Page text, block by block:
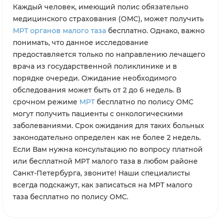
Каждый человек, имеющий полис обязательно
медицинского страхования (ОМС), может получить
МРТ органов малого таза бесплатно. Однако, важно
понимать, что данное исследование
предоставляется только по направлению лечащего
врача из государственной поликлинике и в
порядке очереди. Ожидание необходимого
обследования может быть от 2 до 6 недель. В
срочном режиме МРТбесплатно по полису ОМС
могут получить пациенты с онкологическими
заболеваниями. Срок ожидания для таких больных
законодательно определен как не более 2 недель.
Если Вам нужна консультацию по вопросу платной
или бесплатной МРТ малого таза в любом районе
Санкт-Петербурга, звоните! Наши специалисты
всегда подскажут, как записаться на МРТ малого
таза бесплатно по полису ОМС.